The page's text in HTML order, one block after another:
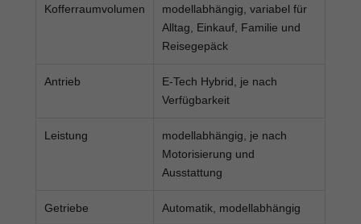
Kofferraumvolumen
modellabhängig, variabel für
Alltag, Einkauf, Familie und
Reisegepäck
Antrieb
E-Tech Hybrid, je nach
Verfügbarkeit
Leistung
modellabhängig, je nach
Motorisierung und
Ausstattung
Getriebe Automatik, modellabhängig